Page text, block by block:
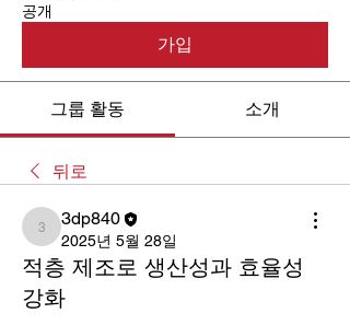
공개
가입
그룹 활동 소개
뒤로
3dp840
3dp840
2025년 5월 28일
적층 제조로 생산성과 효율성
강화